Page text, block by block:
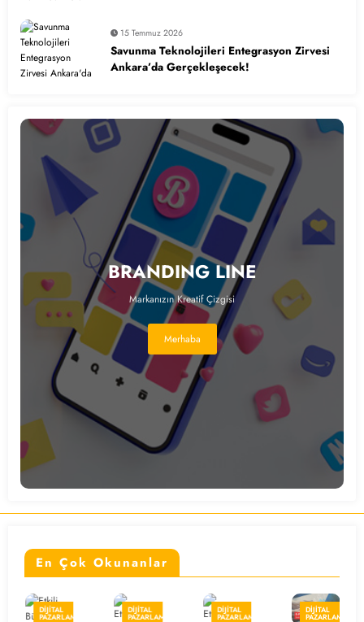
15 Temmuz 2026
Savunma Teknolojileri Entegrasyon Zirvesi
Ankara’da Gerçekleşecek!
BRANDING LINE
Markanızın Kreatif Çizgisi
Merhaba
En Çok Okunanlar
DIJITAL
PAZARLAMA
DIJITAL
PAZARLAMA
DIJITAL
PAZARLAMA
DIJITAL